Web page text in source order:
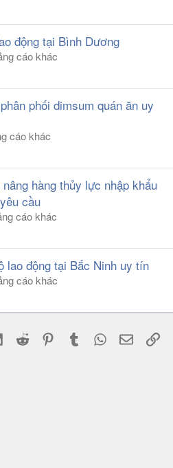
động tại Bình Dương
cáo khác
phối dimsum quán ăn uy
cáo khác
hàng thủy lực nhập khẩu
cầu
cáo khác
lao động tại Bắc Ninh uy tín
cáo khác
LinkedIn
Reddit PinterestTumblr WhatsApp
Email